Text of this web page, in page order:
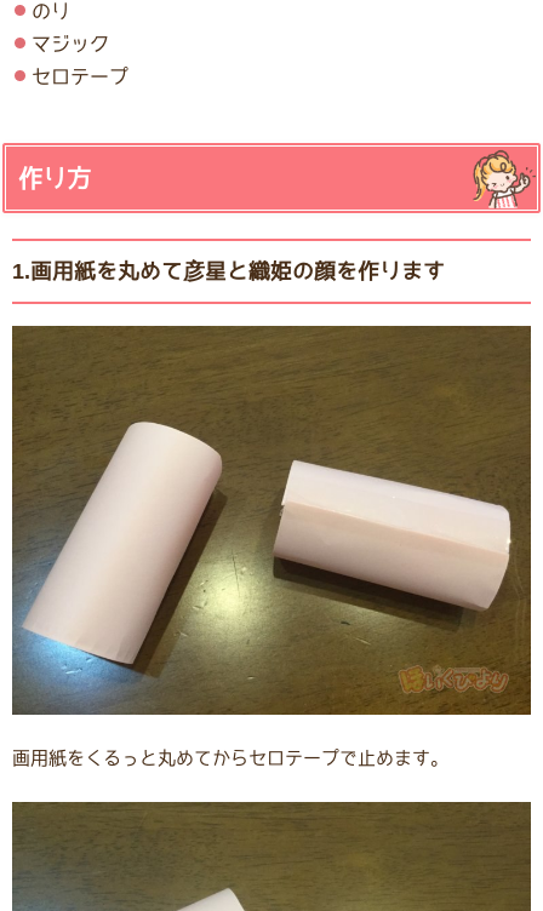
のり
マジック
セロテープ
作り方
1.画用紙を丸めて彦星と織姫の顔を作ります
画用紙をくるっと丸めてからセロテープで止めます。